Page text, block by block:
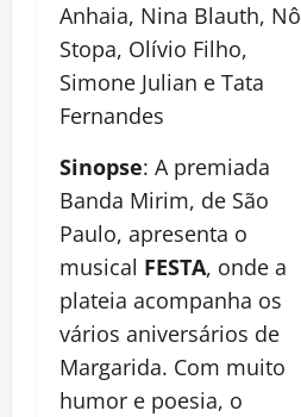
Anhaia, Nina Blauth, Nô
Stopa, Olívio Filho,
Simone Julian e Tata
Fernandes
Sinopse: A premiada
Banda Mirim, de São
Paulo, apresenta o
musical FESTA, onde a
plateia acompanha os
vários aniversários de
Margarida. Com muito
humor e poesia, o